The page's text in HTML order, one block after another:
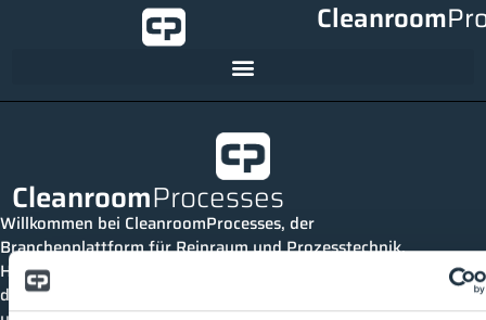
Cleanroom
CleanroomProcesses
Willkommen bei CleanroomProcesses, der
Branchenplattform für Reinraum und Prozesstechnik.
Hier bleibst du immer auf dem neuesten Stand, kannst
dich mit anderen verknüpfen und alle relevanten Themen